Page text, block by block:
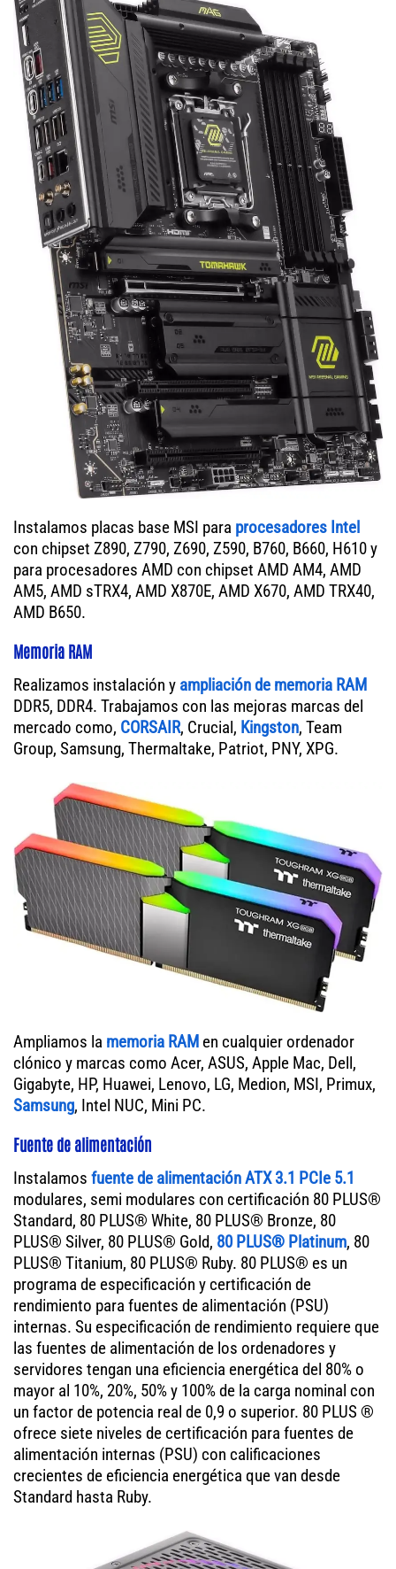
Instalamos placas base MSI para procesadores Intel
con chipset Z890, Z790, Z690, Z590, B760, B660, H610 y
para procesadores AMD con chipset AMD AM4, AMD
AM5, AMD sTRX4, AMD X870E, AMD X670, AMD TRX40,
AMD B650.
Memoria RAM
Realizamos instalación y ampliación de memoria RAM
DDR5, DDR4. Trabajamos con las mejoras marcas del
mercado como, CORSAIR, Crucial, Kingston, Team
Group, Samsung, Thermaltake, Patriot, PNY, XPG.
Ampliamos la memoria RAM en cualquier ordenador
clónico y marcas como Acer, ASUS, Apple Mac, Dell,
Gigabyte, HP, Huawei, Lenovo, LG, Medion, MSI, Primux,
Samsung, Intel NUC, Mini PC.
Fuente de alimentación
Instalamos fuente de alimentación ATX 3.1 PCIe 5.1
modulares, semi modulares con certificación 80 PLUS®
Standard, 80 PLUS® White, 80 PLUS® Bronze, 80
PLUS® Silver, 80 PLUS® Gold, 80 PLUS® Platinum, 80
PLUS® Titanium, 80 PLUS® Ruby. 80 PLUS® es un
programa de especificación y certificación de
rendimiento para fuentes de alimentación (PSU)
internas. Su especificación de rendimiento requiere que
las fuentes de alimentación de los ordenadores y
servidores tengan una eficiencia energética del 80% o
mayor al 10%, 20%, 50% y 100% de la carga nominal con
un factor de potencia real de 0,9 o superior. 80 PLUS ®
ofrece siete niveles de certificación para fuentes de
alimentación internas (PSU) con calificaciones
crecientes de eficiencia energética que van desde
Standard hasta Ruby.